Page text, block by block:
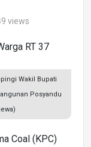
views
Wakil Bupati
Posyandu
Coal (KPC)